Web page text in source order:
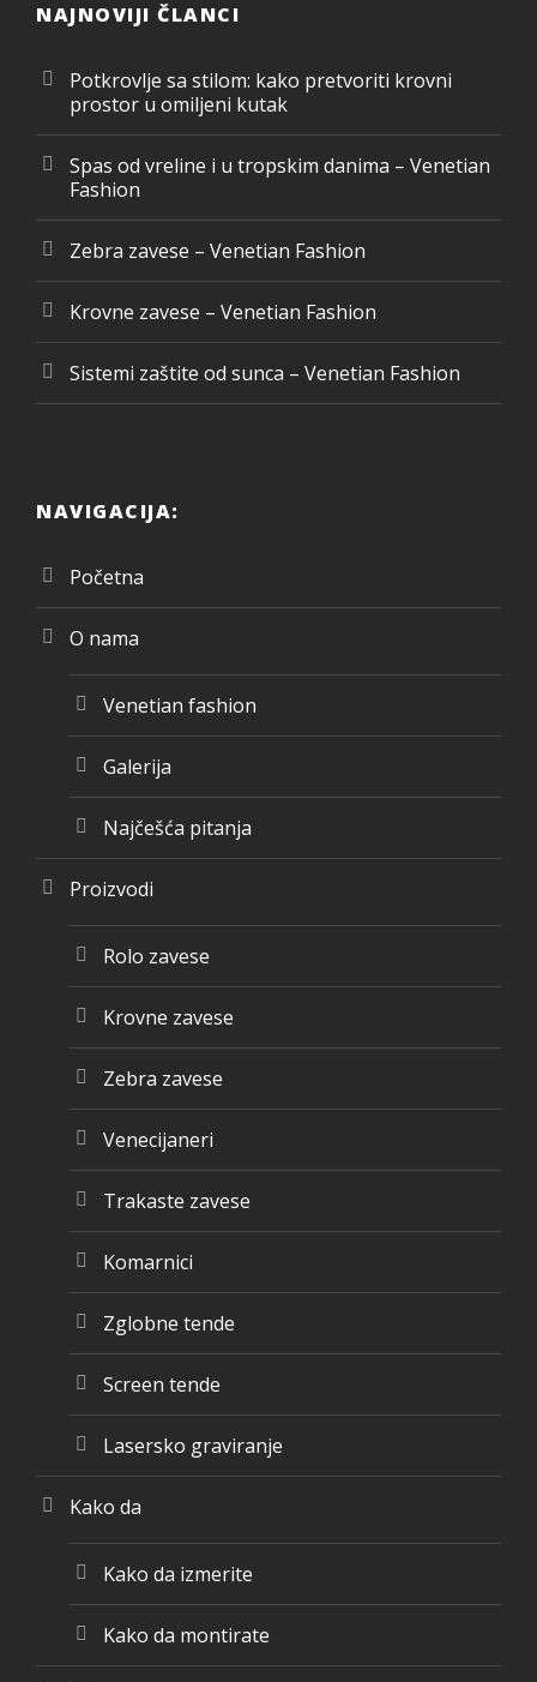
NAJNOVIJI ČLANCI
Potkrovlje sa stilom: kako pretvoriti krovni
prostor u omiljeni kutak
Spas od vreline i u tropskim danima – Venetian
Fashion
Zebra zavese – Venetian Fashion
Krovne zavese – Venetian Fashion
Sistemi zaštite od sunca – Venetian Fashion
NAVIGACIJA:
Početna
O nama
Venetian fashion
Galerija
Najčešća pitanja
Proizvodi
Rolo zavese
Krovne zavese
Zebra zavese
Venecijaneri
Trakaste zavese
Komarnici
Zglobne tende
Screen tende
Lasersko graviranje
Kako da
Kako da izmerite
Kako da montirate